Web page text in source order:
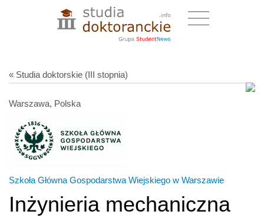
« Studia doktorskie (III stopnia)
Warszawa, Polska
Szkoła Główna Gospodarstwa Wiejskiego w Warszawie
Inżynieria mechaniczna